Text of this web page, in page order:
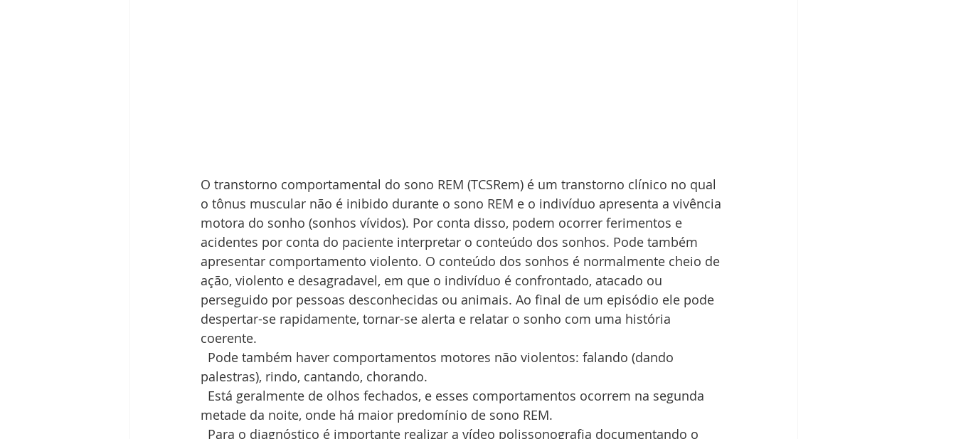
O transtorno comportamental do sono REM (TCSRem) é um transtorno clínico no qual
o tônus muscular não é inibido durante o sono REM e o indivíduo apresenta a vivência
motora do sonho (sonhos vívidos). Por conta disso, podem ocorrer ferimentos e
acidentes por conta do paciente interpretar o conteúdo dos sonhos. Pode também
apresentar comportamento violento. O conteúdo dos sonhos é normalmente cheio de
ação, violento e desagradavel, em que o indivíduo é confrontado, atacado ou
perseguido por pessoas desconhecidas ou animais. Ao final de um episódio ele pode
despertar-se rapidamente, tornar-se alerta e relatar o sonho com uma história
coerente.
palestras), rindo, cantando, chorando.
metade da noite, onde há maior predomínio de sono REM.